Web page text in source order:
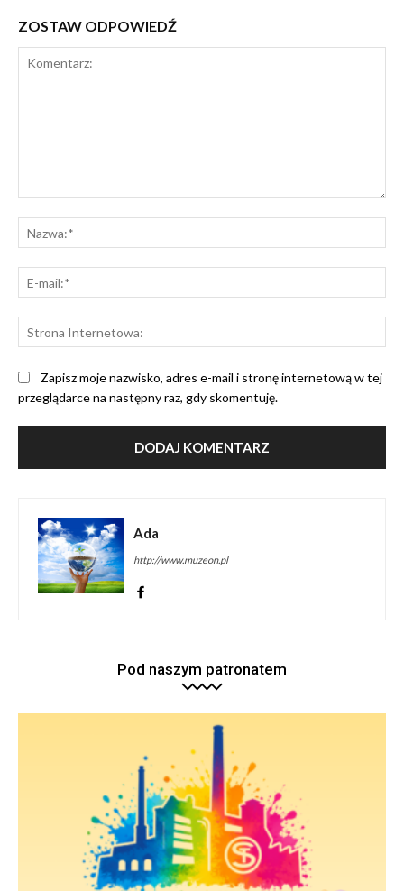
ZOSTAW ODPOWIEDŹ
Zapisz moje nazwisko, adres e-mail i stronę internetową w tej
przeglądarce na następny raz, gdy skomentuję.
Ada
http://www.muzeon.pl
Pod naszym patronatem